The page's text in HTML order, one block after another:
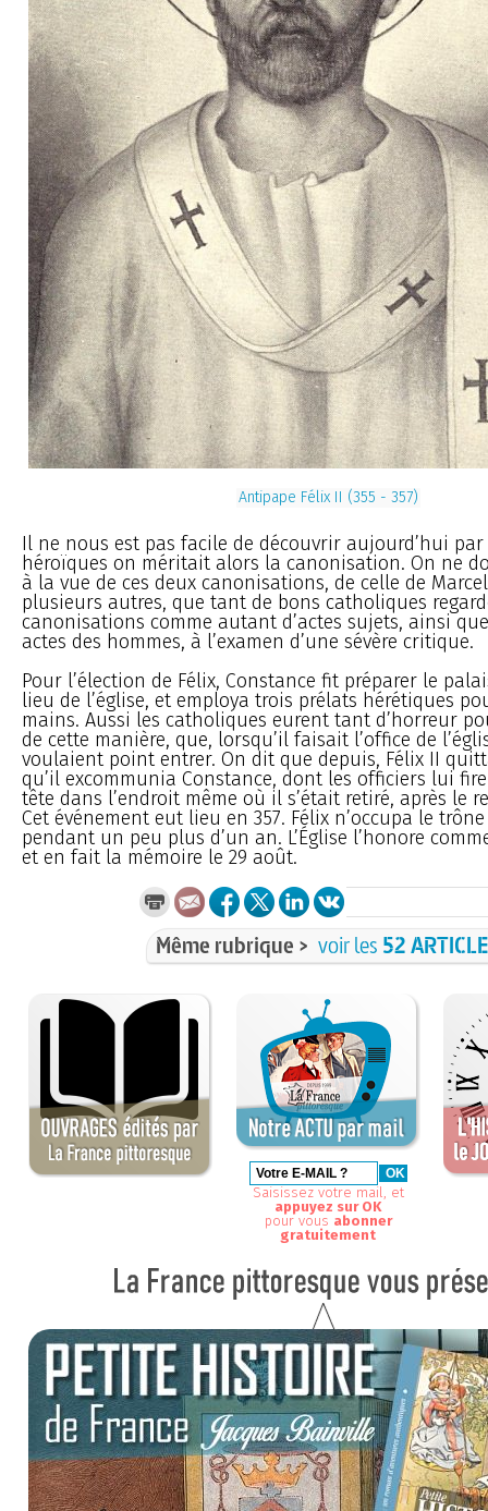
Antipape Félix II (355 - 357)
Il ne nous est pas facile de découvrir aujourd’hui
héroïques on méritait alors la canonisation. On ne
à la vue de ces deux canonisations, de celle de
plusieurs autres, que tant de bons catholiques
canonisations comme autant d’actes sujets, ainsi
actes des hommes, à l’examen d’une sévère critique.
Pour l’élection de Félix, Constance fit préparer le
lieu de l’église, et employa trois prélats hérétiques
mains. Aussi les catholiques eurent tant d’horreur
de cette manière, que, lorsqu’il faisait l’office de
voulaient point entrer. On dit que depuis, Félix II
qu’il excommunia Constance, dont les officiers lui
tête dans l’endroit même où il s’était retiré, après le
Cet événement eut lieu en 357. Félix n’occupa le
pendant un peu plus d’un an. L’Église l’honore
et en fait la mémoire le 29 août.
Même rubrique > voir les 52
Saisissez votre mail, et
appuyez sur OK
pour vous abonner
gratuitement